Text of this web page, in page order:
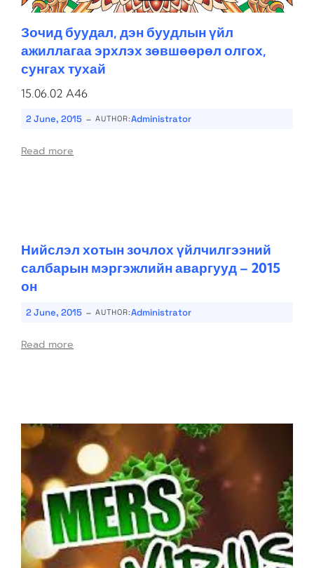
Зочид буудал, дэн буудлын үйл
ажиллагаа эрхлэх зөвшөөрөл олгох,
сунгах тухай
15.06.02 A46
2 June, 2015 - AUTHOR:Administrator
Read more
Нийслэл хотын зочлох үйлчилгээний
салбарын мэргэжлийн аваргууд – 2015
он
2 June, 2015 - AUTHOR:Administrator
Read more